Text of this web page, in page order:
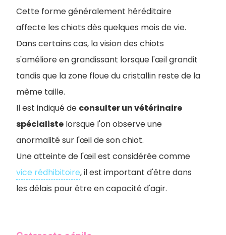
Cette forme généralement héréditaire
affecte les chiots dès quelques mois de vie.
Dans certains cas, la vision des chiots
s'améliore en grandissant lorsque l'œil grandit
tandis que la zone floue du cristallin reste de la
même taille.
Il est indiqué de consulter un vétérinaire
spécialiste lorsque l'on observe une
anormalité sur l'œil de son chiot.
Une atteinte de l'œil est considérée comme
vice rédhibitoire, il est important d'être dans
les délais pour être en capacité d'agir.